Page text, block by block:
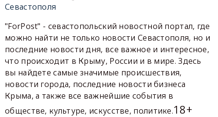
Севастополя
"ForPost" - севастопольский новостной портал, где
можно найти не только новости Севастополя, но и
последние новости дня, все важное и интересное,
что происходит в Крыму, России и в мире. Здесь
вы найдете самые значимые происшествия,
новости города, последние новости бизнеса
Крыма, а также все важнейшие события в
обществе, культуре, искусстве, политике.18+